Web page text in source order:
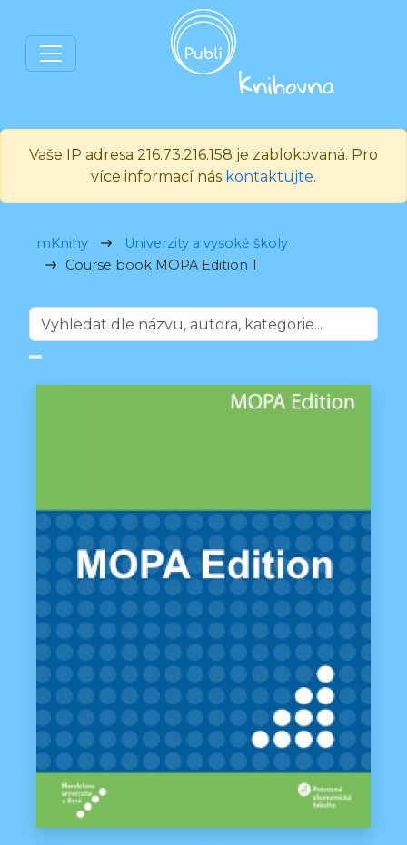
Vaše IP adresa 216.73.216.158 je zablokovaná. Pro
více informací nás kontaktujte.
mKnihy
Univerzity a vysoké školy
Course book MOPA Edition 1